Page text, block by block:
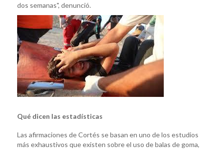
dos semanas", denunció.
Qué dicen las estadísticas
Las afirmaciones de Cortés se basan en uno de los estudios
más exhaustivos que existen sobre el uso de balas de goma,